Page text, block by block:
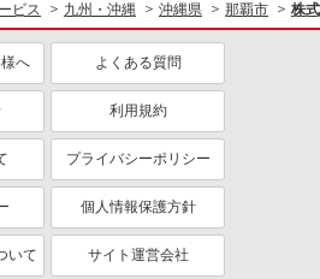
ビス 九州・沖縄 沖縄県 那覇市 株
へ よくある質問
利用規約
プライバシーポリシー
個人情報保護方針
いて サイト運営会社